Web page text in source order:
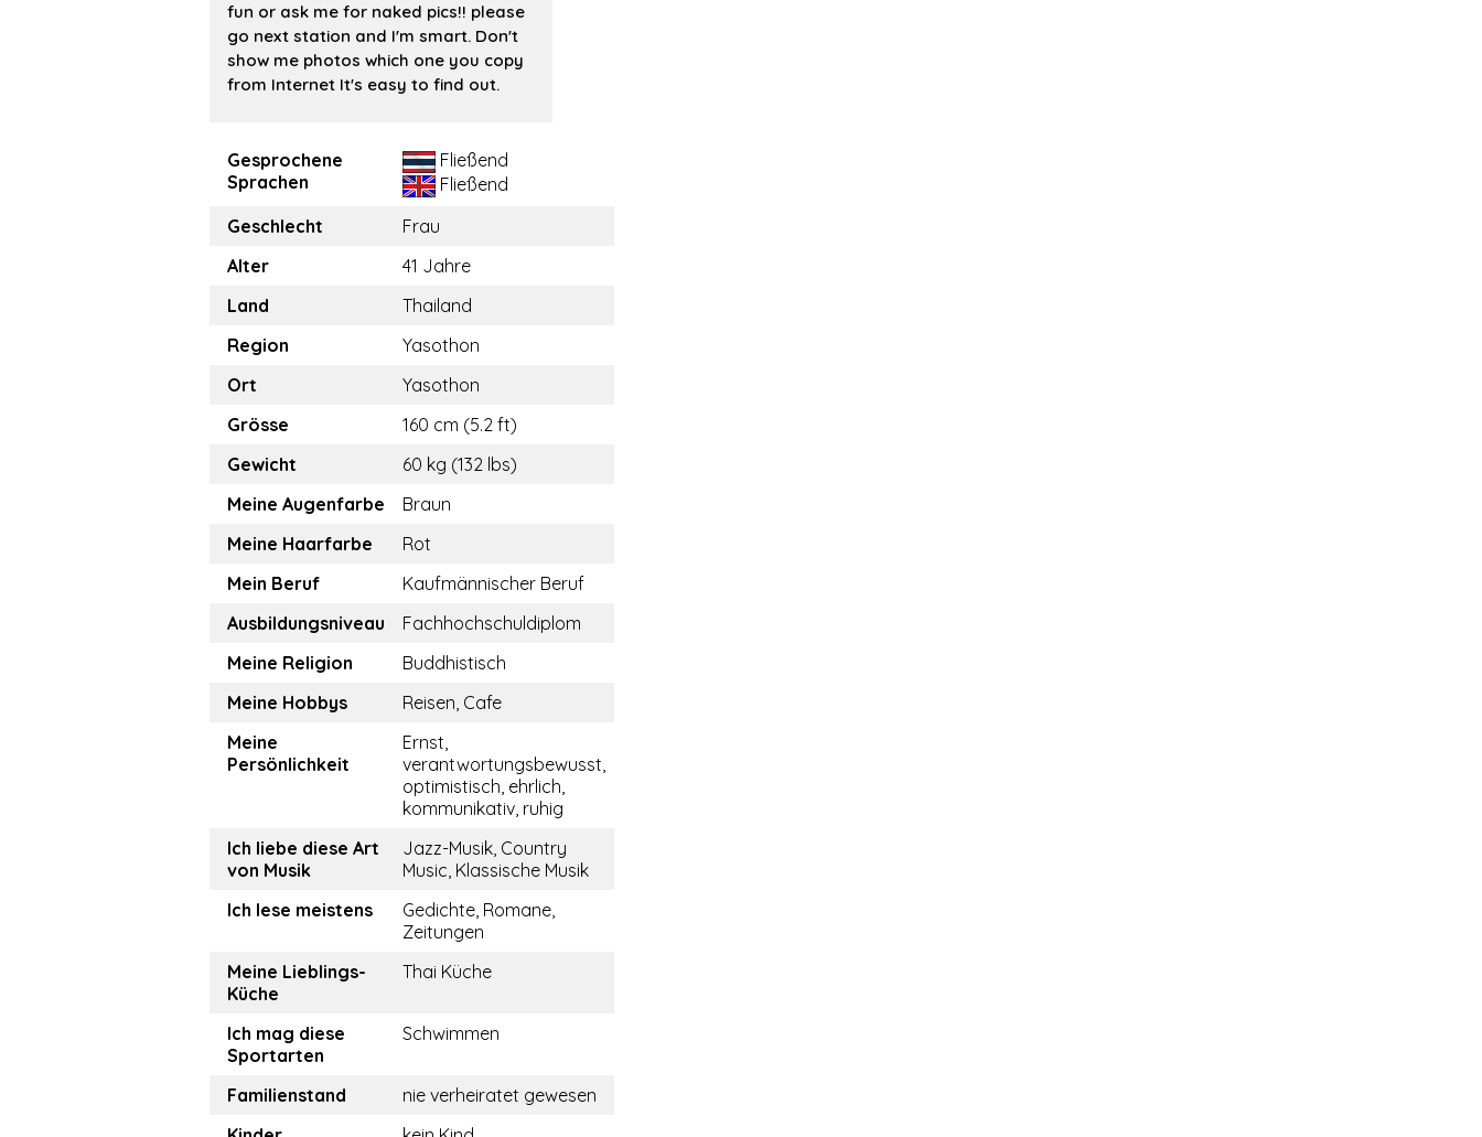
fun or ask me for naked pics!! please
go next station and I'm smart. Don't
show me photos which one you copy
from Internet It's easy to find out.
Gesprochene
Sprachen
Fließend
Fließend
Geschlecht
Frau
Alter
41 Jahre
Land
Thailand
Region
Yasothon
Ort
Yasothon
Grösse
160 cm (5.2 ft)
Gewicht
60 kg (132 lbs)
Meine Augenfarbe
Braun
Meine Haarfarbe
Rot
Mein Beruf
Kaufmännischer Beruf
Ausbildungsniveau
Fachhochschuldiplom
Meine Religion
Buddhistisch
Meine Hobbys
Reisen, Cafe
Meine
Persönlichkeit
Ernst,
verantwortungsbewusst,
optimistisch, ehrlich,
kommunikativ, ruhig
Ich liebe diese Art
von Musik
Jazz-Musik, Country
Music, Klassische Musik
Ich lese meistens
Gedichte, Romane,
Zeitungen
Meine Lieblings-
Küche
Thai Küche
Ich mag diese
Sportarten
Schwimmen
Familienstand
nie verheiratet gewesen